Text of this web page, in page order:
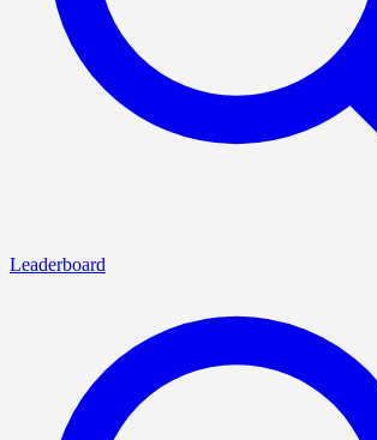
Leaderboard